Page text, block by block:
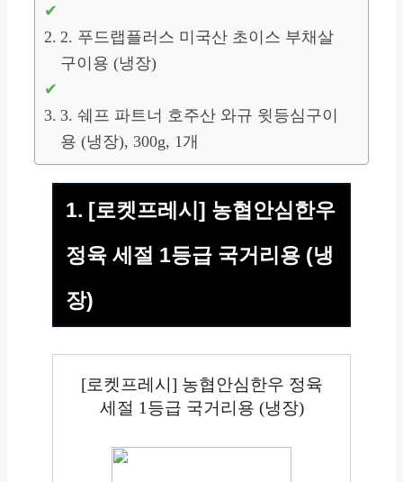
2. 푸드랩플러스 미국산 초이스 부채살
구이용 (냉장)
3. 쉐프 파트너 호주산 와규 윗등심구이
용 (냉장), 300g, 1개
1. [로켓프레시] 농협안심한우
정육 세절 1등급 국거리용 (냉
장)
[로켓프레시] 농협안심한우 정육
세절 1등급 국거리용 (냉장)